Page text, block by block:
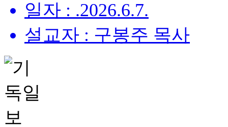
일자 : .2026.6.7.
설교자 : 구봉주 목사